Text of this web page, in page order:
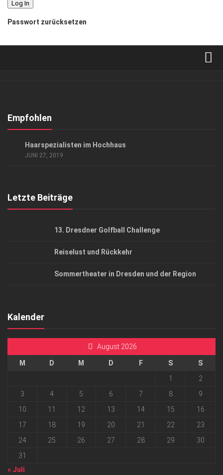
Passwort zurücksetzen
Kontakt, Impressum
Empfohlen
Haarspezialisten im Hochhaus
JUNI 27, 2019
Letzte Beiträge
13. Dresdner Golfball Challenge
Reiselust und Rückkehr
Sommertheater in Dresden und der Region
Kalender
August 2026
M D M D F S
S
1
2
3
4 5 6 7 8
9
10
11 12 13 14 15
16
17
18 19 20 21 22
23
24
25 26 27 28 29
30
31
« Juli